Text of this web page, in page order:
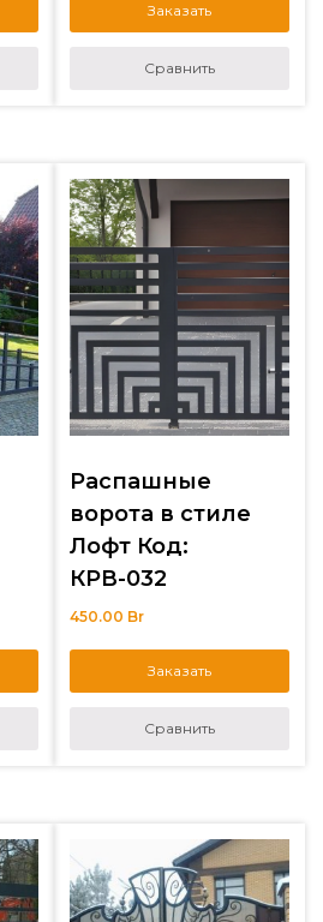
Заказать
Сравнить
Распашные
ворота в стиле
Лофт Код:
КРВ-032
450.00 Br
Заказать
Сравнить